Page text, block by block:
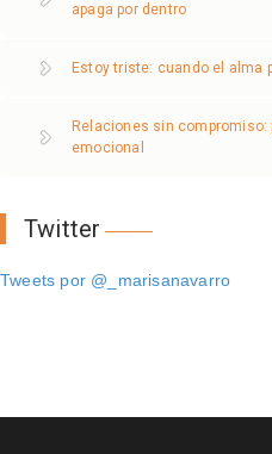
apaga por dentro
Estoy triste: cuando el alma
Relaciones sin
emocional
Twitter
Tweets por @_marisanavarro